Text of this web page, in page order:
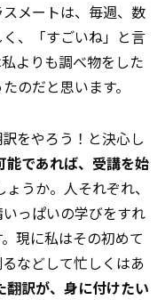
メートは、毎週、数
、「すごいね」と言
よりも調べ物をした
のだと思います。
をやろう！と決心し
能であれば、受講を始
うか。人それぞれ、
っぱいの学びをすれ
現に私はその初めて
などして忙しくはあ
訳が、身に付けたい